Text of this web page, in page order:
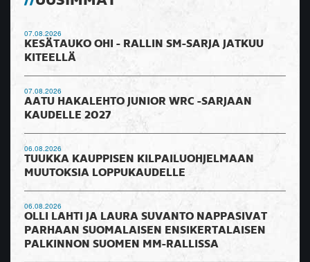
07.08.2026
KESÄTAUKO OHI - RALLIN SM-SARJA JATKUU
KITEELLÄ
07.08.2026
AATU HAKALEHTO JUNIOR WRC -SARJAAN
KAUDELLE 2027
06.08.2026
TUUKKA KAUPPISEN KILPAILUOHJELMAAN
MUUTOKSIA LOPPUKAUDELLE
06.08.2026
OLLI LAHTI JA LAURA SUVANTO NAPPASIVAT
PARHAAN SUOMALAISEN ENSIKERTALAISEN
PALKINNON SUOMEN MM-RALLISSA